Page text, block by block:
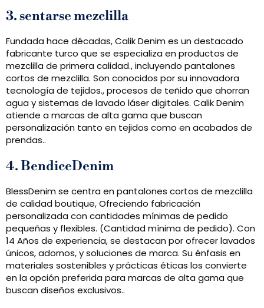
3. sentarse mezclilla
Fundada hace décadas, Calik Denim es un destacado
fabricante turco que se especializa en productos de
mezclilla de primera calidad., incluyendo pantalones
cortos de mezclilla. Son conocidos por su innovadora
tecnología de tejidos., procesos de teñido que ahorran
agua y sistemas de lavado láser digitales. Calik Denim
atiende a marcas de alta gama que buscan
personalización tanto en tejidos como en acabados de
prendas..
4. BendiceDenim
BlessDenim se centra en pantalones cortos de mezclilla
de calidad boutique, Ofreciendo fabricación
personalizada con cantidades mínimas de pedido
pequeñas y flexibles. (Cantidad mínima de pedido). Con
14 Años de experiencia, se destacan por ofrecer lavados
únicos, adornos, y soluciones de marca. Su énfasis en
materiales sostenibles y prácticas éticas los convierte
en la opción preferida para marcas de alta gama que
buscan diseños exclusivos..